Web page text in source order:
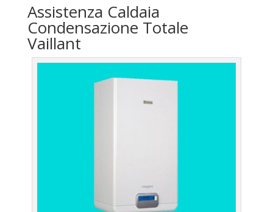
Assistenza Caldaia
Condensazione Totale
Vaillant